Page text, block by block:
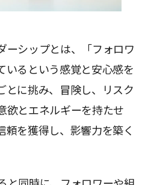
ーシップとは、「フォロワ
いるという感覚と安心感を
とに挑み、冒険し、リスク
欲とエネルギーを持たせ
頼を獲得し、影響力を築く